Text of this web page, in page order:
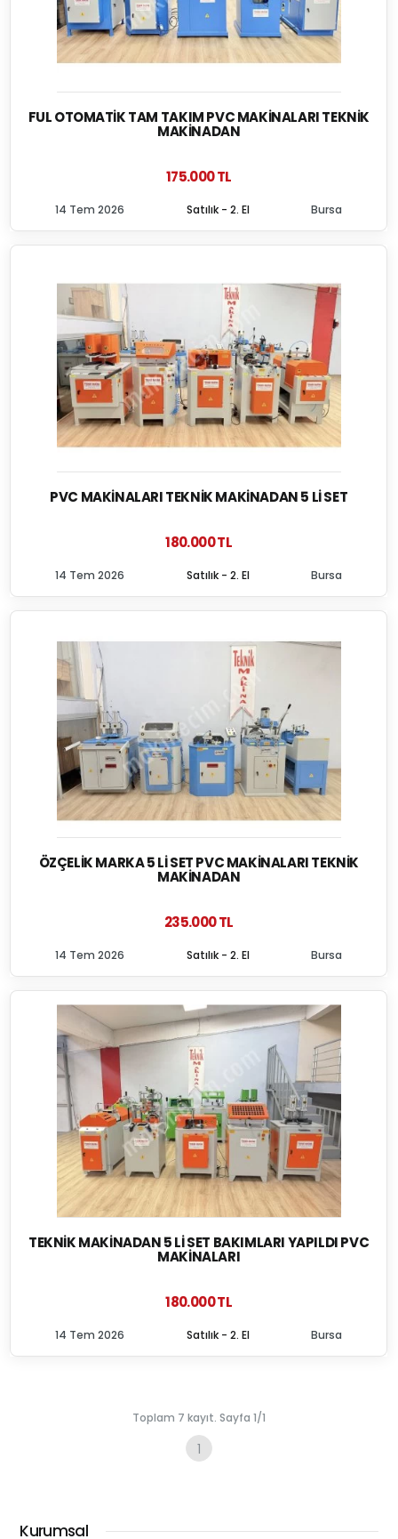
FUL OTOMATIK TAM TAKIM PVC MAKINALARI TEKNIK
MAKINADAN
175.000 TL
Satılık - 2. El
14 Tem 2026 Bursa
PVC MAKINALARI TEKNIK MAKINADAN 5 LI SET
180.000 TL
Satılık - 2. El
14 Tem 2026 Bursa
ÖZÇELIK MARKA 5 LI SET PVC MAKINALARI TEKNIK
MAKINADAN
235.000 TL
Satılık - 2. El
14 Tem 2026 Bursa
TEKNIK MAKINADAN 5 LI SET BAKIMLARI YAPILDI PVC
MAKINALARI
180.000 TL
Satılık - 2. El
14 Tem 2026 Bursa
Toplam 7 kayıt. Sayfa 1/1
1
Kurumsal